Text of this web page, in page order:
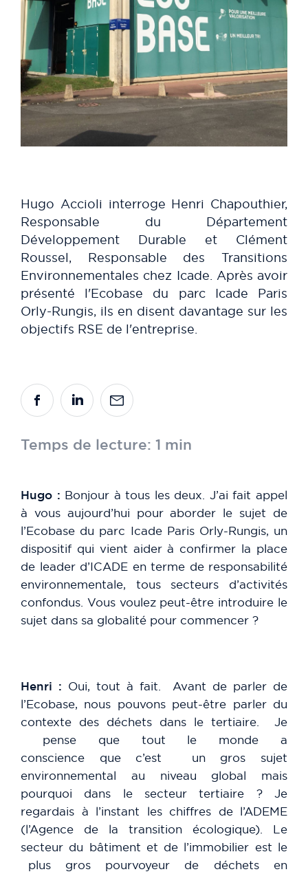
Hugo Accioli interroge Henri Chapouthier,
Responsable du Département
Développement Durable et Clément
Roussel, Responsable des Transitions
Environnementales chez Icade. Après avoir
présenté l'Ecobase du parc Icade Paris
Orly-Rungis, ils en disent davantage sur les
objectifs RSE de l'entreprise.
Temps de lecture: 1 min
Hugo : Bonjour à tous les deux. J’ai fait appel
à vous aujourd’hui pour aborder le sujet de
l’Ecobase du parc Icade Paris Orly-Rungis, un
dispositif qui vient aider à confirmer la place
de leader d’ICADE en terme de responsabilité
environnementale, tous secteurs d’activités
confondus. Vous voulez peut-être introduire le
sujet dans sa globalité pour commencer ?
Henri : Oui, tout à fait. Avant de parler de
l’Ecobase, nous pouvons peut-être parler du
contexte des déchets dans le tertiaire. Je
pense que tout le monde a
conscience que c’est un gros sujet
environnemental au niveau global mais
pourquoi dans le secteur tertiaire ? Je
regardais à l’instant les chiffres de l’ADEME
(l’Agence de la transition écologique). Le
secteur du bâtiment et de l’immobilier est le
plus gros pourvoyeur de déchets en